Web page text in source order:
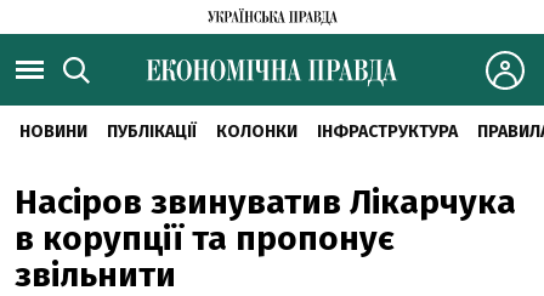
НОВИНИ ПУБЛІКАЦІЇ КОЛОНКИ ІНФРАСТРУКТУРА
Насіров звинуватив Лікарчука
в корупції та пропонує
звільнити